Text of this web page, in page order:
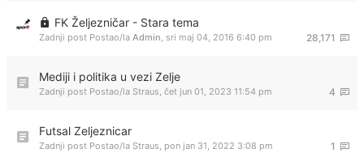
FK Željezničar - Stara tema
28,171
Zadnji post Postao/la Admin, sri maj 04, 2016 6:40 pm
Mediji i politika u vezi Zelje
4
Zadnji post Postao/la Straus, čet jun 01, 2023 11:54 pm
Futsal Zeljeznicar
1
Zadnji post Postao/la Straus, pon jan 31, 2022 3:08 pm